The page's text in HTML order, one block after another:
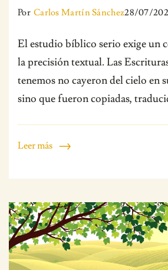
Por Carlos Martín Sánchez28/07/
El estudio bíblico serio exige un
la precisión textual. Las
tenemos no cayeron del cielo en
sino que fueron copiadas,
Leer más